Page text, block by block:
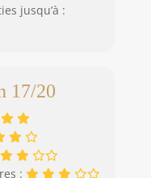
les
et
3 à 12 ans.
jusqu’à :
17/20
: